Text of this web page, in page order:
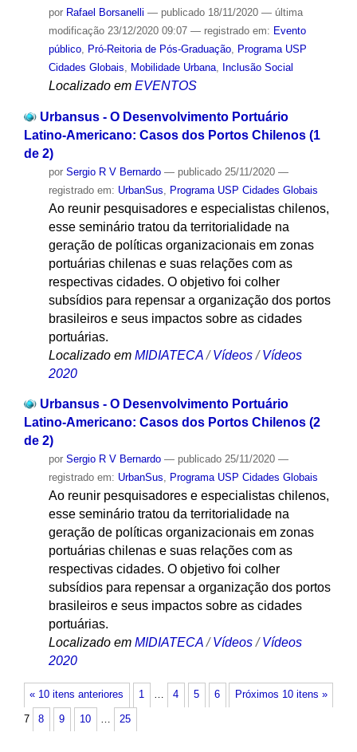
por Rafael Borsanelli — publicado18/11/2020 — última
modificação23/12/2020 09:07 — registrado em: Evento
público, Pró-Reitoria de Pós-Graduação,
Programa USP
Cidades Globais
Mobilidade Urbana, Inclusão Social
Localizado em EVENTOS
Urbansus - O Desenvolvimento Portuário
Latino-Americano: Casos dos Portos Chilenos (1
de 2)
por Sergio R V Bernardo — publicado25/11/2020 —
registrado em: UrbanSus Programa USP Cidades Globais
Ao reunir pesquisadores e especialistas chilenos,
esse seminário tratou da territorialidade na
geração de políticas organizacionais em zonas
portuárias chilenas e suas relações com as
respectivas cidades. O objetivo foi colher
subsídios para repensar a organização dos portos
brasileiros e seus impactos sobre as cidades
portuárias.
Localizado em MIDIATECA /Vídeos /Vídeos
2020
Urbansus - O Desenvolvimento Portuário
Latino-Americano: Casos dos Portos Chilenos (2
de 2)
por Sergio R V Bernardo — publicado25/11/2020 —
registrado em: UrbanSus, Programa USP Cidades Globais
Ao reunir pesquisadores e especialistas chilenos,
esse seminário tratou da territorialidade na
geração de políticas organizacionais em zonas
portuárias chilenas e suas relações com as
respectivas cidades. O objetivo foi colher
subsídios para repensar a organização dos portos
brasileiros e seus impactos sobre as cidades
portuárias.
Localizado em MIDIATECA /Vídeos /Vídeos
2020
« 10 itens anteriores Próximos 10 itens »
1 … 4 5 6
7 8 9 10 … 25